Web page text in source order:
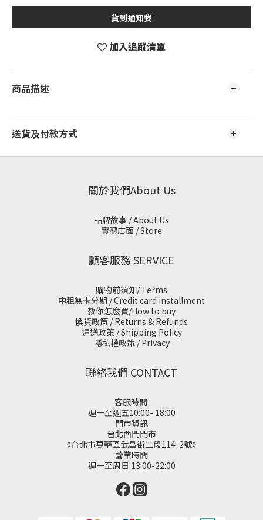
貨到通知我
加入追蹤清單
商品描述
送貨及付款方式
關於我們About Us
品牌故事 / About Us
實體店面 / Store
顧客服務 SERVICE
購物前須知/ Terms
中租無卡分期 / Credit card installment
教你怎麼買/How to buy
換貨政策 / Returns & Refunds
運送政策 / Shipping Policy
隱私權政策 / Privacy
聯絡我們 CONTACT
客服時間
週一至週五10:00- 18:00
門市資訊
台北西門門市
《台北市萬華區武昌街二段114-2號》
營業時間
週一至周日 13:00-22:00